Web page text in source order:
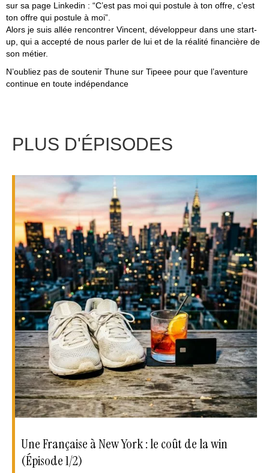
sur sa page Linkedin : “C’est pas moi qui postule à ton offre, c’est
ton offre qui postule à moi”.
Alors je suis allée rencontrer Vincent, développeur dans une start-
up, qui a accepté de nous parler de lui et de la réalité financière de
son métier.
N’oubliez pas de soutenir Thune sur Tipeee pour que l’aventure
continue en toute indépendance
PLUS D'ÉPISODES
Une Française à New York : le coût de la win
(Épisode 1/2)